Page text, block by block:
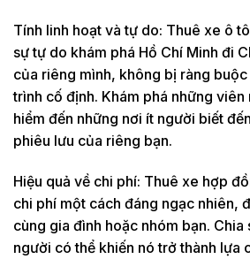
Tính linh hoạt và tự do: Thuê xe ô
sự tự do khám phá Hồ Chí Minh đi
của riêng mình, không bị ràng
trình cố định. Khám phá những
hiểm đến những nơi ít người biết
phiêu lưu của riêng bạn.
Hiệu quả về chi phí: Thuê xe hợp
chi phí một cách đáng ngạc nhiên,
cùng gia đình hoặc nhóm bạn. Chia
người có thể khiến nó trở thành lựa